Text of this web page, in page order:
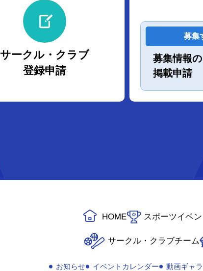
サークル・クラブ
登録申請
募集
募集情報の
掲載申請
HOME スポーツイベ
サークル・クラブチーム
お知らせ イベントカレンダー 動画ギャ